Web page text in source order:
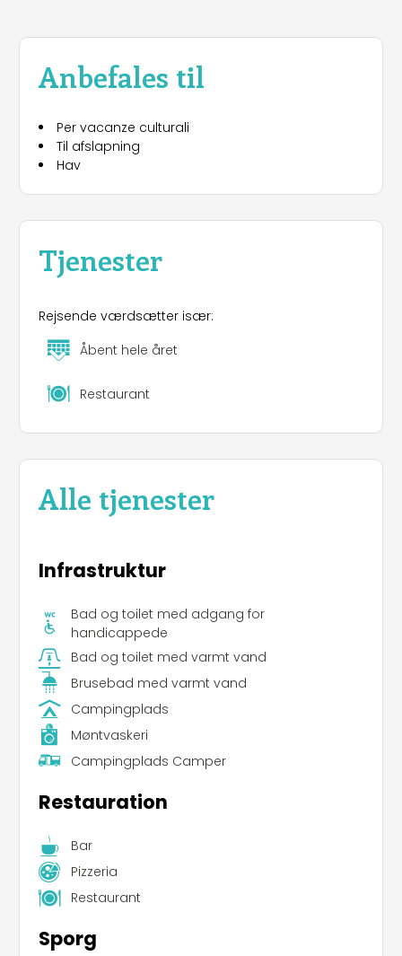
Anbefales til
Per vacanze culturali
Til afslapning
Hav
Tjenester
Rejsende værdsætter især:
Åbent hele året
Restaurant
Alle tjenester
Infrastruktur
Bad og toilet med adgang for
handicappede
Bad og toilet med varmt vand
Brusebad med varmt vand
Campingplads
Møntvaskeri
Campingplads Camper
Restauration
Bar
Pizzeria
Restaurant
Sporg